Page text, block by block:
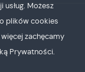
Możesz
plików cookies
zachęcamy
Prywatności.